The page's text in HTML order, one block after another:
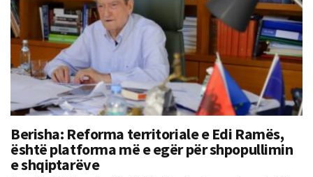
Berisha: Reforma territoriale e Edi Ramës,
është platforma më e egër për shpopullimin
e shqiptarëve